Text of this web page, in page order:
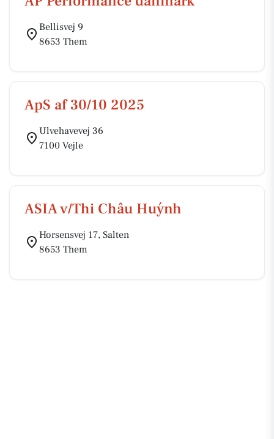
Bellisvej 9
8653 Them
ApS af 30/10 2025
Ulvehavevej 36
7100 Vejle
ASIA v/Thi Châu Huýnh
Horsensvej 17, Salten
8653 Them